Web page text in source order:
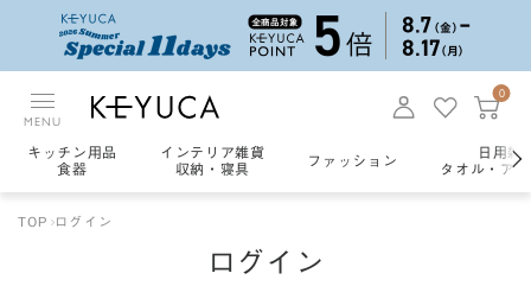
MENU
0
キッチン用品
食器
インテリア雑貨
収納・寝具
ファッション
日用雑
タオル・ア
TOP ログイン
ログイン